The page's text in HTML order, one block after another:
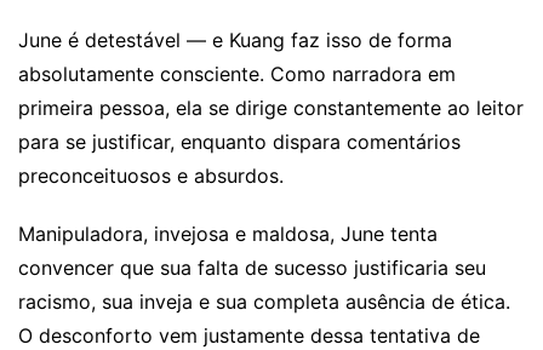
June é detestável — e Kuang faz isso de forma
absolutamente consciente. Como narradora em
primeira pessoa, ela se dirige constantemente ao leitor
para se justificar, enquanto dispara comentários
preconceituosos e absurdos.
Manipuladora, invejosa e maldosa, June tenta
convencer que sua falta de sucesso justificaria seu
racismo, sua inveja e sua completa ausência de ética.
O desconforto vem justamente dessa tentativa de